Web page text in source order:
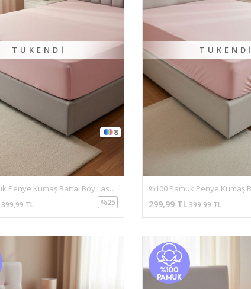
TÜKENDI
8
%100 Pamuk Penye Kumaş Battal Boy Lastikli Çarşaf Pembe
399,99 TL %25
TÜKENDI
299,99 TL399,99 TL